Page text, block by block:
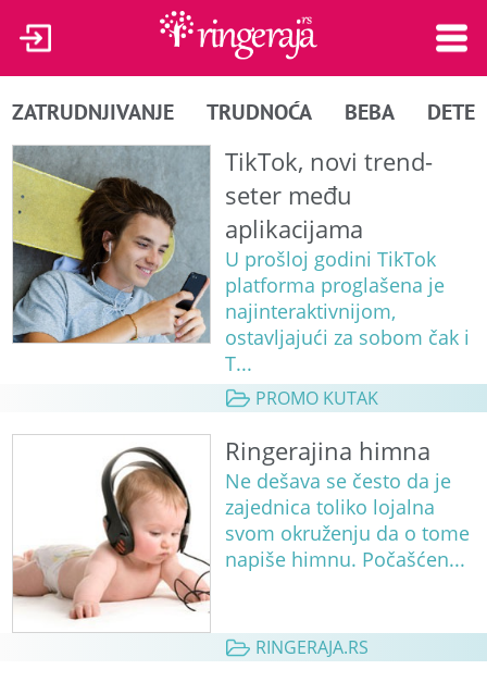
ZATRUDNJIVANJE TRUDNOĆA BEBA DETE
TikTok, novi trend-
seter među
aplikacijama
U prošloj godini TikTok
platforma proglašena je
najinteraktivnijom,
ostavljajući za sobom čak i
T...
PROMO KUTAK
Ringerajina himna
Ne dešava se često da je
zajednica toliko lojalna
svom okruženju da o tome
napiše himnu. Počašćen...
RINGERAJA.RS